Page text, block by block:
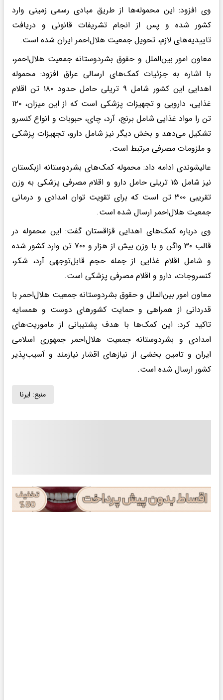
وی افزود: این محموله‌ها از طریق مبادی رسمی زمینی وارد
کشور شده و پس از انجام تشریفات قانونی و دریافت
تاییدیه‌های لازم، تحویل جمعیت هلال‌احمر ایران شده است.
معاون امور بین‌الملل و حقوق بشردوستانه جمعیت هلال‌احمر،
با اشاره به جزئیات کمک‌های ارسالی عراق افزود: محموله
اهدایی این کشور شامل ۹ تریلی حامل حدود ۱۸۰ تن اقلام
غذایی، دارویی و تجهیزات پزشکی است که از این میزان، ۱۲۰
تن را مواد غذایی شامل برنج، آرد، چای، حبوبات و انواع کنسرو
تشکیل می‌دهد و بخش دیگر نیز شامل دارو، تجهیزات پزشکی
و ملزومات مصرفی مرتبط است.
عالیشوندی ادامه داد: محموله کمک‌های بشردوستانه ازبکستان
نیز شامل ۱۵ تریلی حامل دارو و اقلام مصرفی پزشکی به وزن
تقریبی ۳۰۰ تن است که برای تقویت توان امدادی و درمانی
جمعیت هلال‌احمر ارسال شده است.
وی درباره کمک‌های اهدایی قزاقستان گفت: این محموله در
قالب ۳۰ واگن و با وزن بیش از هزار و ۷۰۰ تن وارد کشور شده
و شامل اقلام غذایی از جمله حجم قابل‌توجهی آرد، شکر،
کنسروجات، دارو و اقلام مصرفی پزشکی است.
معاون امور بین‌الملل و حقوق بشردوستانه جمعیت هلال‌احمر با
قدردانی از همراهی و حمایت کشورهای دوست و همسایه
تاکید کرد: این کمک‌ها با هدف پشتیبانی از ماموریت‌های
امدادی و بشردوستانه جمعیت هلال‌احمر جمهوری اسلامی
ایران و تامین بخشی از نیازهای اقشار نیازمند و آسیب‌پذیر
کشور ارسال شده است.
منبع: ایرنا